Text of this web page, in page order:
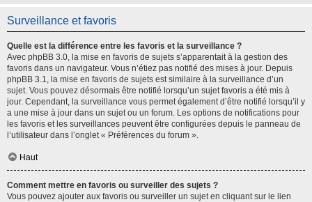
Surveillance et favoris
Quelle est la différence entre les favoris et la surveillance ?
Avec phpBB 3.0, la mise en favoris de sujets s’apparentait à la gestion des
favoris dans un navigateur. Vous n’étiez pas notifié des mises à jour. Depuis
phpBB 3.1, la mise en favoris de sujets est similaire à la surveillance d’un
sujet. Vous pouvez désormais être notifié lorsqu’un sujet favoris a été mis à
jour. Cependant, la surveillance vous permet également d’être notifié lorsqu’il y
a une mise à jour dans un sujet ou un forum. Les options de notifications pour
les favoris et les surveillances peuvent être configurées depuis le panneau de
l’utilisateur dans l’onglet « Préférences du forum ».
Haut
Comment mettre en favoris ou surveiller des sujets ?
Vous pouvez ajouter aux favoris ou surveiller un sujet en cliquant sur le lien